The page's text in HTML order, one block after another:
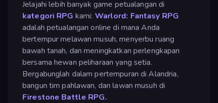
Jelajahi lebih banyak game petualangan di
kategori RPG kami: Warlord: Fantasy RPG
adalah petualangan online di mana Anda
bertempur melawan musuh, menyerbu ruang
bawah tanah, dan meningkatkan perlengkapan
bersama hewan peliharaan yang setia.
Bergabunglah dalam pertempuran di Alandria,
bangun tim pahlawan, dan lawan musuh di
Firestone Battle RPG.